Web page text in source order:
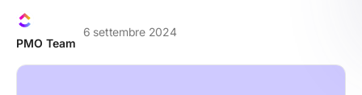
PMO Team
6 settembre 2024